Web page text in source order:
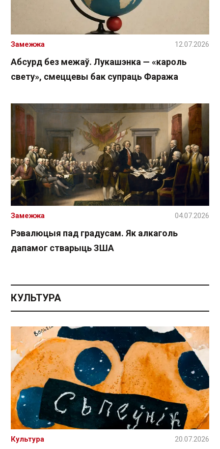
Абсурд без межаў. Лукашэнка — «кароль
свету», смеццевы бак супраць Фаража
Замежжа 12.07.2026
Рэвалюцыя пад градусам. Як алкаголь
дапамог стварыць ЗША
Замежжа 04.07.2026
КУЛЬТУРА
Культура 20.07.2026